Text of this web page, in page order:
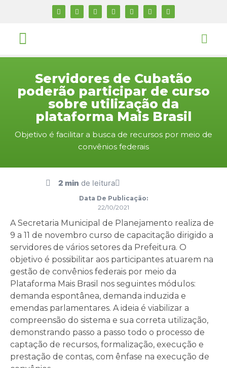
Servidores de Cubatão
poderão participar de curso
sobre utilização da
plataforma Mais Brasil
Objetivo é facilitar a busca de recursos por meio de
convênios federais
2 min de leitura
Data De Publicação:
22/10/2021
A Secretaria Municipal de Planejamento realiza de
9 a 11 de novembro curso de capacitação dirigido a
servidores de vários setores da Prefeitura. O
objetivo é possibilitar aos participantes atuarem na
gestão de convênios federais por meio da
Plataforma Mais Brasil nos seguintes módulos:
demanda espontânea, demanda induzida e
emendas parlamentares. A ideia é viabilizar a
compreensão do sistema e sua correta utilização,
demonstrando passo a passo todo o processo de
captação de recursos, formalização, execução e
prestação de contas, com ênfase na execução de